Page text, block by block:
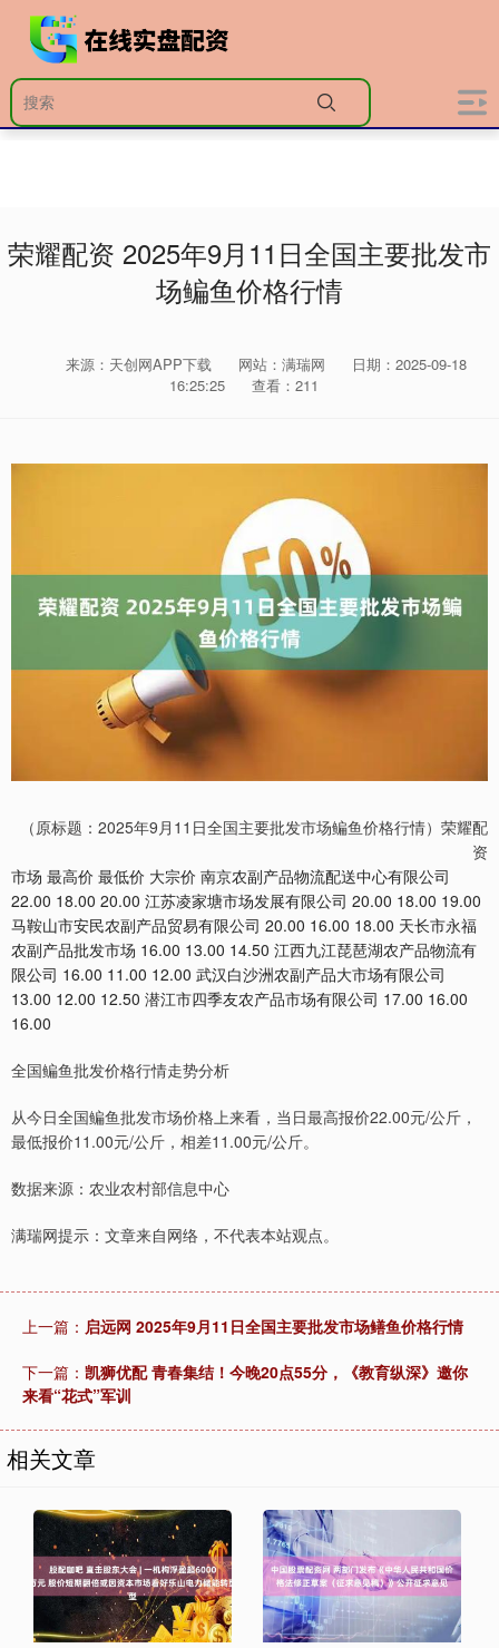
荣耀配资 2025年9月11日全国主要批发市
场鳊鱼价格行情
来源：天创网APP下载 网站：满瑞网
日期：2025-09-18
16:25:25
查看：211
（原标题：2025年9月11日全国主要批发市场鳊鱼价格行情）荣耀配
资
市场 最高价 最低价 大宗价 南京农副产品物流配送中心有限公司
22.00 18.00 20.00 江苏凌家塘市场发展有限公司 20.00 18.00 19.00
马鞍山市安民农副产品贸易有限公司 20.00 16.00 18.00 天长市永福
农副产品批发市场 16.00 13.00 14.50 江西九江琵琶湖农产品物流有
限公司 16.00 11.00 12.00 武汉白沙洲农副产品大市场有限公司
13.00 12.00 12.50 潜江市四季友农产品市场有限公司 17.00 16.00
16.00
全国鳊鱼批发价格行情走势分析
从今日全国鳊鱼批发市场价格上来看，当日最高报价22.00元/公斤，
最低报价11.00元/公斤，相差11.00元/公斤。
数据来源：农业农村部信息中心
满瑞网提示：文章来自网络，不代表本站观点。
上一篇： 启远网 2025年9月11日全国主要批发市场鳝鱼价格行情
下一篇： 凯狮优配 青春集结！今晚20点55分，《教育纵深》邀你
来看“花式”军训
相关文章